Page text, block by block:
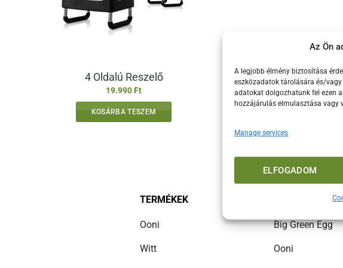
Az Ön
A legjobb élmény biztosítása
eszközadatok tárolására és/vagy
adatokat dolgozhatunk fel ezen
hozzájárulás elmulasztása vagy
Manage services
ELFOGADOM
4 Oldalú Reszelő
19.990 Ft
KOSÁRBA TESZEM
TERMÉKEK
Ooni
Witt
Big Green Egg
Ooni